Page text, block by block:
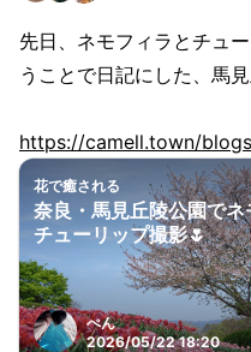
先日、ネモフィラとチュ
うことで日記にした、馬見
https://camell.town/
花で癒される
奈良・馬見丘陵公園でネ
チューリップ撮影🌷
ぺん
2026/05/22 18:20